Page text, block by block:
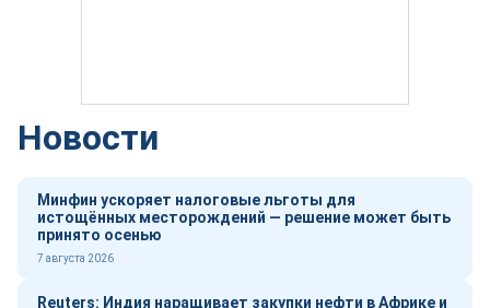
Новости
Минфин ускоряет налоговые льготы для
истощённых месторождений — решение может быть
принято осенью
7 августа 2026
Reuters: Индия наращивает закупки нефти в Африке и